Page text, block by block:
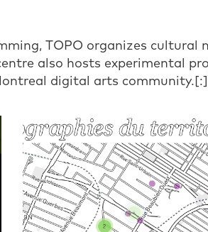
TOPO organizes cultural
also hosts experimental
digital arts community.[:]